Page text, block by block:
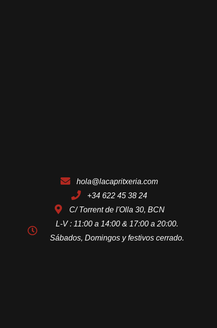
hola@lacapritxeria.com
+34 622 45 38 24
C/ Torrent de l'Olla 30, BCN
L-V : 11:00 a 14:00 & 17:00 a 20:00.
Sábados, Domingos y festivos cerrado.